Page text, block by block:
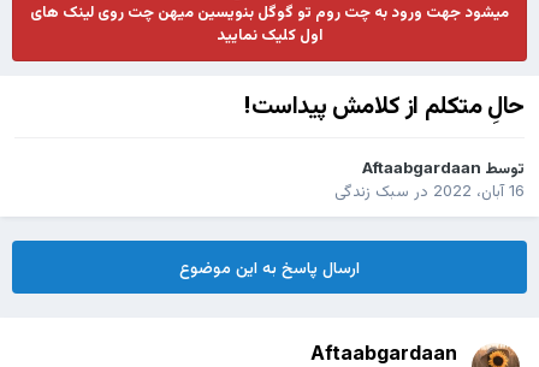
میشود جهت ورود به چت روم تو گوگل بنویسین میهن چت روی لینک های
اول کلیک نمایید
حالِ متکلم از کلامش پیداست!
توسط Aftaabgardaan
16 آبان، 2022
در سبک زندگی
ارسال پاسخ به این موضوع
Aftaabgardaan